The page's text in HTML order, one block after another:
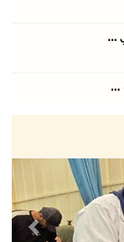
...
...
...
...